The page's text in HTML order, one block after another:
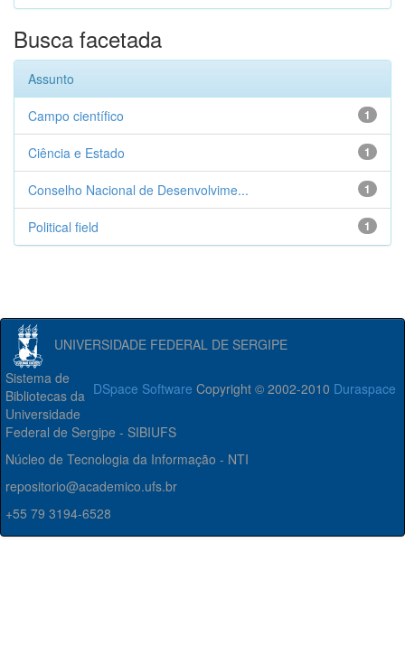
Busca facetada
Assunto
1
Campo científico
1
Ciência e Estado
1
Conselho Nacional de Desenvolvime...
1
Political field
UNIVERSIDADE FEDERAL DE SERGIPE
DSpace Software Copyright © 2002-2010 Duraspace
Sistema de
Bibliotecas da
Universidade
Federal de Sergipe - SIBIUFS
Núcleo de Tecnologia da Informação - NTI
repositorio@academico.ufs.br
+55 79 3194-6528